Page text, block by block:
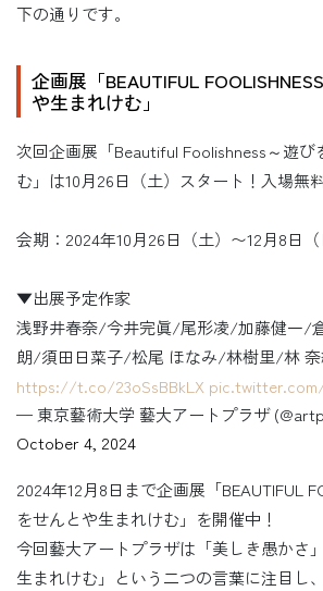
下の通りです。
企画展「BEAUTIFUL
や生まれけむ」
次回企画展「Beautiful Foolishness～遊
む」は10月26日（土）スタート！入場無
会期：2024年10月26日（土）〜12月8日（
▼出展予定作家
浅野井春奈/今井完眞/尾形凌/加藤健一/
朗/須田日菜子/松尾 ほなみ/林樹里/林
https://t.co/23oSsBBkLX
— 東京藝術大学 藝大アートプラザ
October 4, 2024
2024年12月8日まで企画展「BEAUTIFUL
をせんとや生まれけむ」を開催中！
今回藝大アートプラザは「美しき愚かさ
生まれけむ」という二つの言葉に注目し